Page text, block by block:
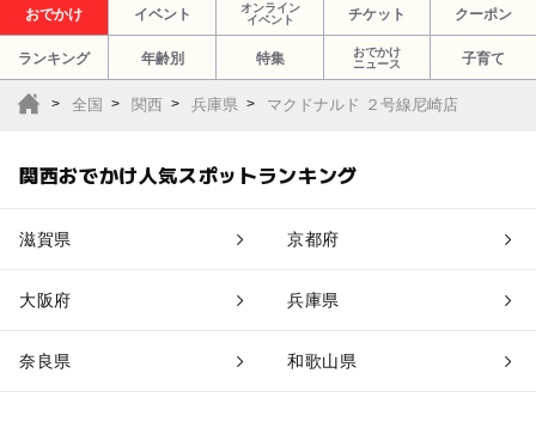
おでかけ イベント
オンライン
イベント
チケット クーポン
ランキング 年齢別 特集
おでかけ
ニュース
子育て
全国 関西 兵庫県 マクドナルド ２号線尼崎店
関西おでかけ人気スポットランキング
滋賀県 京都府
大阪府 兵庫県
奈良県 和歌山県